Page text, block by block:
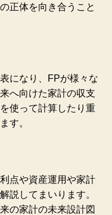
正体を向き合うこと
になり、FPが様々な
へ向けた家計の収支
使って計算したり重
す。
点や資産運用や家計
説してまいります。
の家計の未来設計図